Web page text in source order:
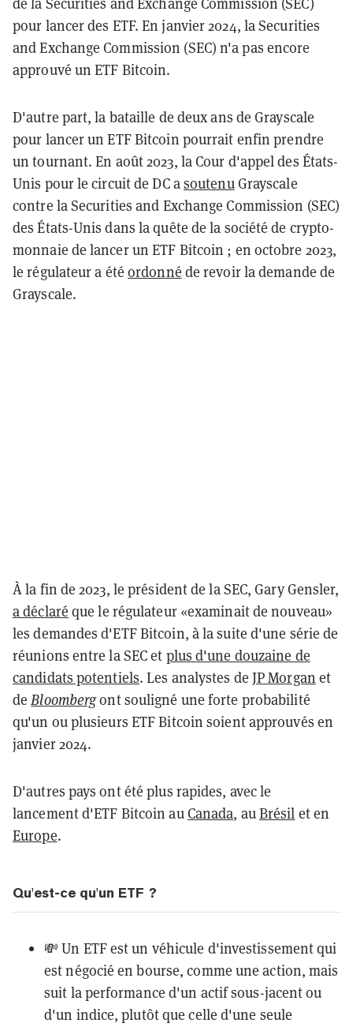
pour lancer des ETF. En janvier 2024, la Securities
and Exchange Commission (SEC) n'a pas encore
approuvé un ETF Bitcoin.
D'autre part, la bataille de deux ans de Grayscale
pour lancer un ETF Bitcoin pourrait enfin prendre
un tournant. En août 2023, la Cour d'appel des États-
Unis pour le circuit de DC asoutenuGrayscale
contre la Securities and Exchange Commission (SEC)
des États-Unis dans la quête de la société de crypto-
monnaie de lancer un ETF Bitcoin ; en octobre 2023,
le régulateur a été ordonné de revoir la demande de
Grayscale.
À la fin de 2023, le président de la SEC, Gary Gensler,
a déclaré que le régulateur «examinait de nouveau»
les demandes d'ETF Bitcoin, à la suite d'une série de
réunions entre la SEC et plus d'une douzaine de
candidats potentiels. Les analystes de JP Morgan et
deBloombergont souligné une forte probabilité
qu'un ou plusieurs ETF Bitcoin soient approuvés en
janvier 2024.
D'autres pays ont été plus rapides, avec le
lancement d'ETF Bitcoin auCanada, auBrésil et en
Europe.
Qu'est-ce qu'un ETF ?
💸 Un ETF est un véhicule d'investissement qui
est négocié en bourse, comme une action, mais
suit la performance d'un actif sous-jacent ou
d'un indice, plutôt que celle d'une seule